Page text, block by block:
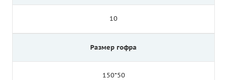
10
Размер гофра
150*50